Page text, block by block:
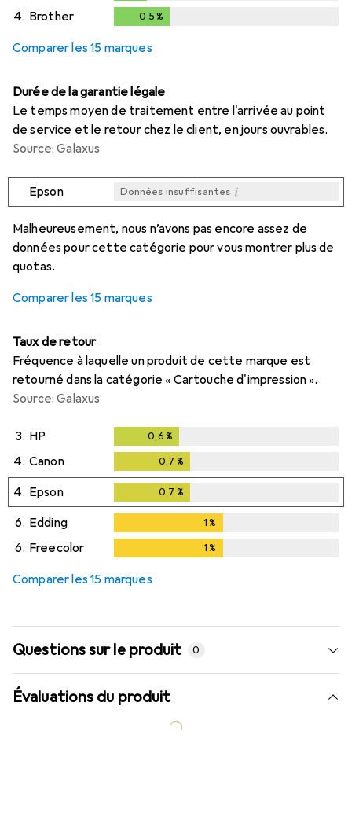
0,3%
4. Brother 0,5 %
Comparer les 15 marques
Durée de la garantie légale
Le temps moyen de traitement entre l'arrivée au point
de service et le retour chez le client, en jours ouvrables.
Source: Galaxus
Epson Données insuffisantes i
Malheureusement, nous n’avons pas encore assez de
données pour cette catégorie pour vous montrer plus de
quotas.
Comparer les 15 marques
Taux de retour
Fréquence à laquelle un produit de cette marque est
retourné dans la catégorie « Cartouche d'impression ».
Source: Galaxus
3. HP 0,6 %
4. Canon 0,7 %
4. Epson 0,7 %
6. Edding 1%
6. Freecolor 1%
Comparer les 15 marques
Questions sur le produit 0
Évaluations du produit